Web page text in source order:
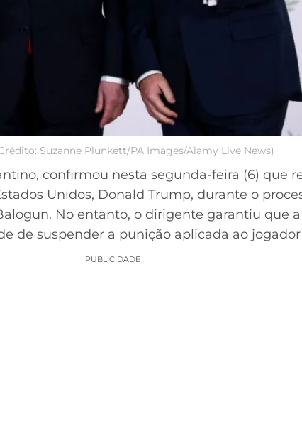
Suzanne Plunkett/PA Images/Alamy Live News)
confirmou nesta segunda-feira (6) que
Unidos, Donald Trump, durante o
No entanto, o dirigente garantiu que
de suspender a punição aplicada ao
PUBLICIDADE